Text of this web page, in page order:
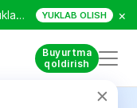
Smartfoningizga bizning bepul ilovani yuklab oling! YUKLAB OLISH ×
Buyurtma
qoldirish